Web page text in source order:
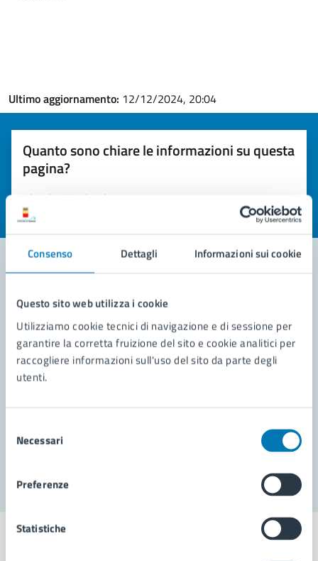
Consenso Dettagli Informazioni sui cookie
Questo sito web utilizza i cookie
Utilizziamo cookie tecnici di navigazione e di sessione per
garantire la corretta fruizione del sito e cookie analitici per
raccogliere informazioni sull'uso del sito da parte degli
utenti.
delNecessari
Preferenze
Statistiche
Ultimo aggiornamento: 12/12/2024, 20:04
Quanto sono chiare le informazioni su questa
pagina?
Valuta la chiarezza delle informazioni (da 1 a 5 stelle)
Seleziona il numero di stelle per valutare la chiarezza delle
Valuta 1 stelle su 5
Contatta il comune
Leggi le domande frequenti
Richiedi assistenza